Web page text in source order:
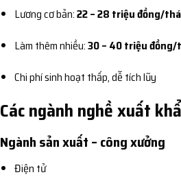
Lương cơ bản:22 – 28 triệu đồng/
Làm thêm nhiều:30 – 40 triệu
Chi phí sinh hoạt thấp, dễ tích lũy
Các ngành nghề xuất
Ngành sản xuất – công xưởng
Điện tử